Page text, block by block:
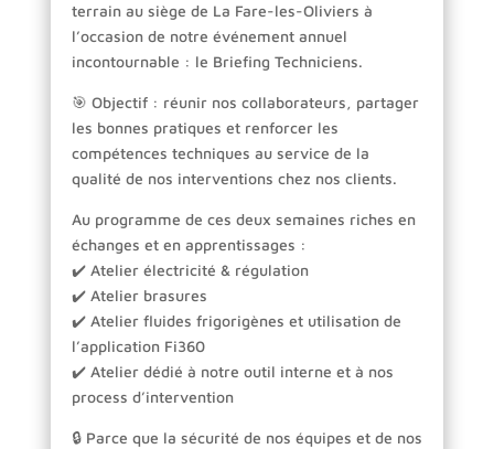
terrain au siège de La Fare-les-Oliviers à
l’occasion de notre événement annuel
incontournable : le Briefing Techniciens.
🎯 Objectif : réunir nos collaborateurs, partager
les bonnes pratiques et renforcer les
compétences techniques au service de la
qualité de nos interventions chez nos clients.
Au programme de ces deux semaines riches en
échanges et en apprentissages :
✔️ Atelier électricité & régulation
✔️ Atelier brasures
✔️ Atelier fluides frigorigènes et utilisation de
l’application Fi360
✔️ Atelier dédié à notre outil interne et à nos
process d’intervention
🔒 Parce que la sécurité de nos équipes et de nos